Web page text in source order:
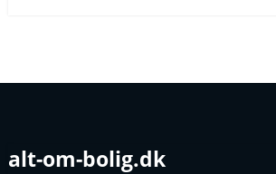
alt-om-bolig.dk